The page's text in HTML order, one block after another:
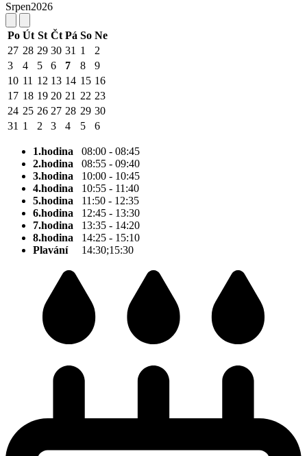
Srpen2026
Po Út St Čt Pá So Ne
27 28 29 30 31 1
2
3
4 5 6 7 8
9
10 11 12 13 14 15 16
17 18 19 20 21 22 23
24 25 26 27 28 29 30
31 1 2 3 4 5 6
1.hodina 08:00 - 08:45
2.hodina 08:55 - 09:40
3.hodina 10:00 - 10:45
4.hodina 10:55 - 11:40
5.hodina 11:50 - 12:35
6.hodina 12:45 - 13:30
7.hodina 13:35 - 14:20
8.hodina 14:25 - 15:10
Plavání14:30;15:30